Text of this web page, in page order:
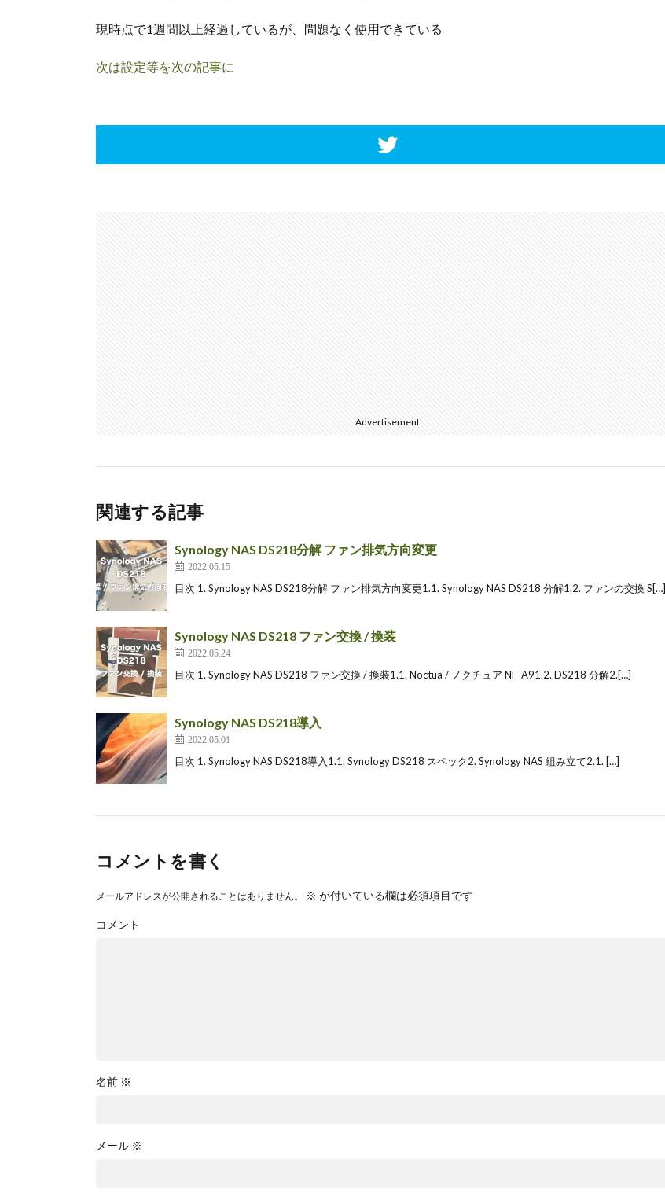
現時点で1週間以上経過しているが、問題なく使用できている
次は設定等を次の記事に
Advertisement
関連する記事
Synology NAS DS218分解 ファン排気方向変更
2022.05.15
目次 1. Synology NAS DS218分解 ファン排気方向変更1.1. Synology NAS DS218 分解1.2. ファンの交換 S[…]
Synology NAS DS218 ファン交換 / 換装
2022.05.24
目次 1. Synology NAS DS218 ファン交換 / 換装1.1. Noctua / ノクチュア NF-A91.2. DS218 分解2.[…]
Synology NAS DS218導入
2022.05.01
目次 1. Synology NAS DS218導入1.1. Synology DS218 スペック2. Synology NAS 組み立て2.1. […]
コメントを書く
メールアドレスが公開されることはありません。 ※ が付いている欄は必須項目です
コメント
名前 ※
メール ※